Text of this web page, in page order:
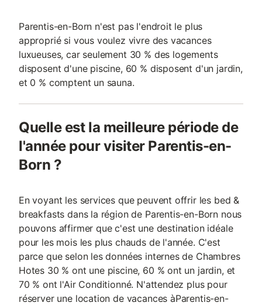
Parentis-en-Born n'est pas l'endroit le plus
approprié si vous voulez vivre des vacances
luxueuses, car seulement 30 % des logements
disposent d'une piscine, 60 % disposent d'un jardin,
et 0 % comptent un sauna.
Quelle est la meilleure période de
l'année pour visiter Parentis-en-
Born ?
En voyant les services que peuvent offrir les bed &
breakfasts dans la région de Parentis-en-Born nous
pouvons affirmer que c'est une destination idéale
pour les mois les plus chauds de l'année. C'est
parce que selon les données internes de Chambres
Hotes 30 % ont une piscine, 60 % ont un jardin, et
70 % ont l'Air Conditionné. N'attendez plus pour
réserver une location de vacances àParentis-en-